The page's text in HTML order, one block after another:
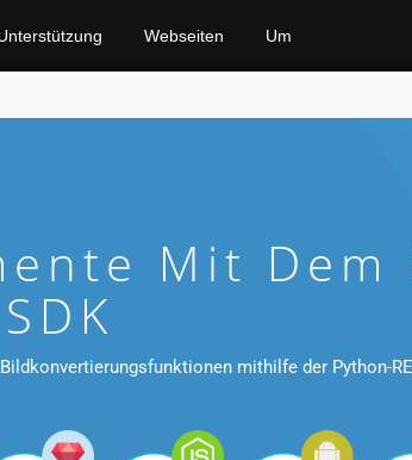
Webseiten Um
Mit Dem
mithilfe der Python-